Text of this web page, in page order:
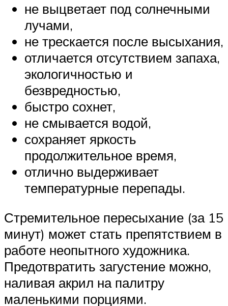
не выцветает под солнечными
лучами,
не трескается после высыхания,
отличается отсутствием запаха,
экологичностью и
безвредностью,
быстро сохнет,
не смывается водой,
сохраняет яркость
продолжительное время,
отлично выдерживает
температурные перепады.
Стремительное пересыхание (за 15
минут) может стать препятствием в
работе неопытного художника.
Предотвратить загустение можно,
наливая акрил на палитру
маленькими порциями.